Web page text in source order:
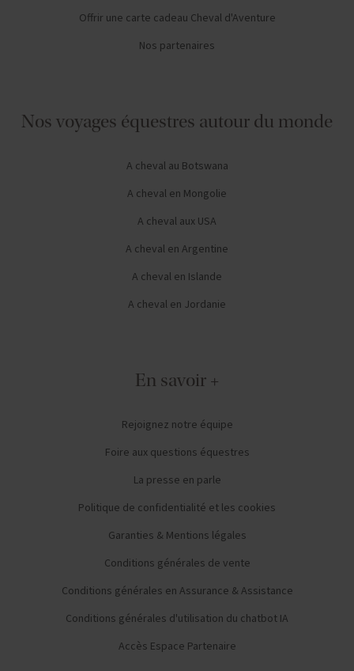
Offrir une carte cadeau Cheval d'Aventure
Nos partenaires
Nos voyages équestres autour du monde
A cheval au Botswana
A cheval en Mongolie
A cheval aux USA
A cheval en Argentine
A cheval en Islande
A cheval en Jordanie
En savoir +
Rejoignez notre équipe
Foire aux questions équestres
La presse en parle
Politique de confidentialité et les cookies
Garanties & Mentions légales
Conditions générales de vente
Conditions générales en Assurance & Assistance
Conditions générales d'utilisation du chatbot IA
Accès Espace Partenaire